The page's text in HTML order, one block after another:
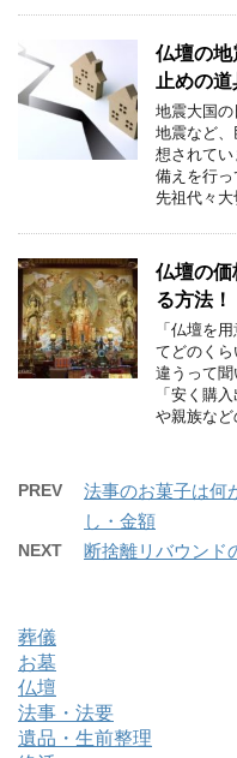
仏壇の地
止めの道
地震大国
地震など
想されて
備えを行っ
先祖代々
仏壇の価
る方法！
「仏壇を
てどのく
違うって聞
「安く購
や親族な
PREV
法事のお菓子は何
し・金額
NEXT 断捨離リバウンド
葬儀
お墓
仏壇
法事・法要
遺品・生前整理